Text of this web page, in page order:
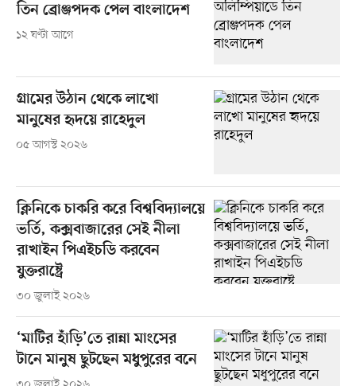
তিন ব্রোঞ্জপদক পেল বাংলাদেশ
১২ ঘণ্টা আগে
গ্রামের উঠান থেকে লাখো
মানুষের হৃদয়ে রাহেদুল
০৫ আগস্ট ২০২৬
ক্লিনিকে চাকরি করে বিশ্ববিদ্যালয়ে
ভর্তি, কক্সবাজারের সেই নীলা
রাখাইন পিএইচডি করবেন
যুক্তরাষ্ট্রে
৩০ জুলাই ২০২৬
‘মাটির হাঁড়ি’তে রান্না মাংসের
টানে মানুষ ছুটছেন মধুপুরের বনে